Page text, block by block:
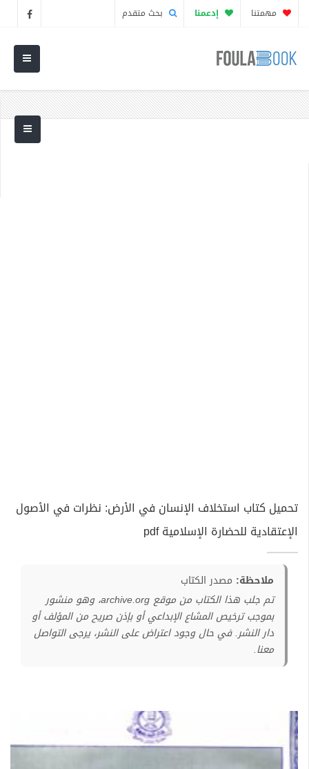
مهمتنا إدعمنا بحث متقدم
تحميل كتاب استخلاف الإنسان في الأرض: نظرات في الأصول
الإعتقادية للحضارة الإسلامية pdf
ملاحظة: مصدر الكتاب
تم جلب هذا الكتاب من موقع archive.org، وهو منشور
بموجب ترخيص المشاع الإبداعي أو بإذن صريح من المؤلف أو
دار النشر. في حال وجود اعتراض على النشر، يرجى التواصل
معنا.